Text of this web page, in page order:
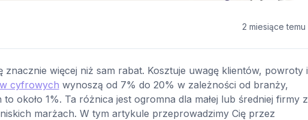
2 miesiące temu
więcej niż sam rabat. Kosztuje uwagę klientów, powroty i
cyfrowych wynoszą od 7% do 20% w zależności od branży,
około 1%. Ta różnica jest ogromna dla małej lub średniej firmy z
marżach. W tym artykule przeprowadzimy Cię przez